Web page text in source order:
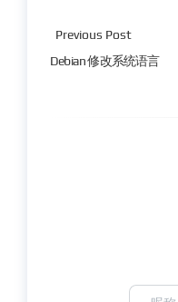
Previous Post
Debian 修改系统语言